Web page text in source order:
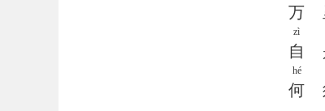
万
zì
自
hé
何